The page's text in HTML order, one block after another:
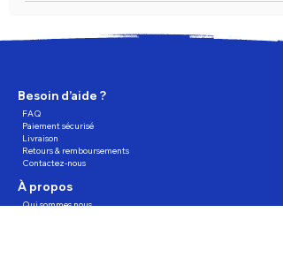
Besoin d’aide ?
FAQ
Paiement sécurisé
Livraison
Retours & remboursements
Contactez-nous
À propos
Qui sommes nous